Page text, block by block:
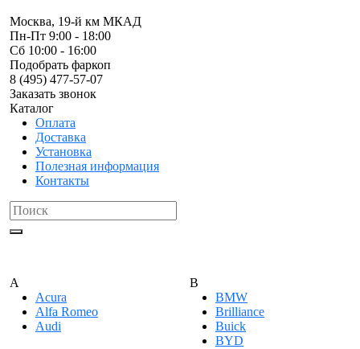
Москва, 19-й км МКАД
Пн-Пт 9:00 - 18:00
Сб 10:00 - 16:00
Подобрать фаркоп
8 (495) 477-57-07
Заказать звонок
Каталог
Оплата
Доставка
Установка
Полезная информация
Контакты
A
Acura
Alfa Romeo
Audi
B
BMW
Brilliance
Buick
BYD